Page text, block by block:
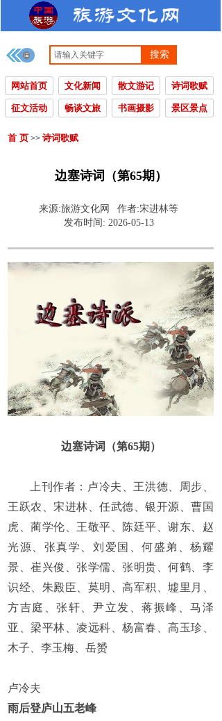
搜索
网站首页 文化新闻 散文游记 诗词歌赋
征文活动 畅谈文旅 书画摄影 景区景点
首 页 >> 诗词歌赋
边塞诗词（第65期）
来源:旅游文化网 作者:宋进林等
发布时间: 2026-05-13
边塞诗词（第65期）
上刊作者： 卢冷夫、王洪德、周步、
王跃农、宋进林、任武德、银开源、曹国
虎、蔺学伦、王敬平、陈廷平、谢东、赵
光源、张真学、刘爱国、何盛弟、杨耀
景、崔兴俊、张学儒、张明贵、何鹤、李
识经、朱殿臣、莫明、高军积、墟里月
方吉庭、张轩、尹立发、蒋振峰、马泽
亚、梁平林、凌远科、杨富春、高玉珍、
木子、李玉梅、岳赟
卢冷夫
雨后登庐山五老峰